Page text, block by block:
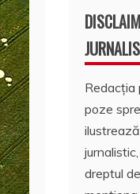
Redacția
poze
dreptul